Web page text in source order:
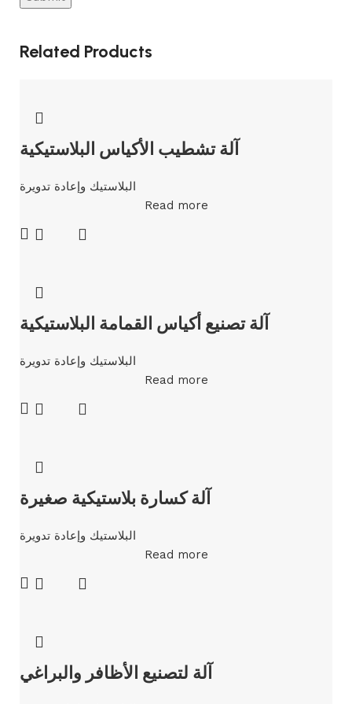
Related Products
آلة تشطيب الأكياس البلاستيكية
البلاستيك وإعادة تدويرة
Read more
آلة تصنيع أكياس القمامة البلاستيكية
البلاستيك وإعادة تدويرة
Read more
آلة كسارة بلاستيكية صغيرة
البلاستيك وإعادة تدويرة
Read more
آلة لتصنيع الأظافر والبراغي